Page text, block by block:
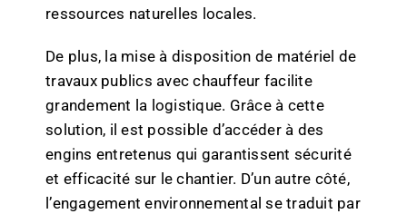
ressources naturelles locales.
De plus, la mise à disposition de matériel de
travaux publics avec chauffeur facilite
grandement la logistique. Grâce à cette
solution, il est possible d’accéder à des
engins entretenus qui garantissent sécurité
et efficacité sur le chantier. D’un autre côté,
l’engagement environnemental se traduit par